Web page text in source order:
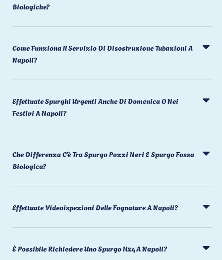
Biologiche?
Come Funziona Il Servizio Di Disostruzione Tubazioni A
Napoli?
Effettuate Spurghi Urgenti Anche Di Domenica O Nei
Festivi A Napoli?
Che Differenza C'è Tra Spurgo Pozzi Neri E Spurgo Fossa
Biologica?
Effettuate Videoispezioni Delle Fognature A Napoli?
È Possibile Richiedere Uno Spurgo H24 A Napoli?